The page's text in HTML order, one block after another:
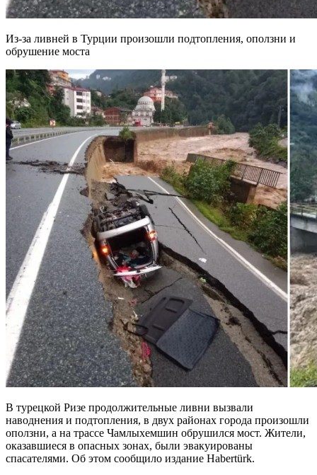
Из-за ливней в Турции произошли подтопления, оползни и
обрушение моста
В турецкой Ризе продолжительные ливни вызвали
наводнения и подтопления, в двух районах города произошли
оползни, а на трассе Чамлыхемшин обрушился мост. Жители,
оказавшиеся в опасных зонах, были эвакуированы
спасателями. Об этом сообщило издание Habertürk.